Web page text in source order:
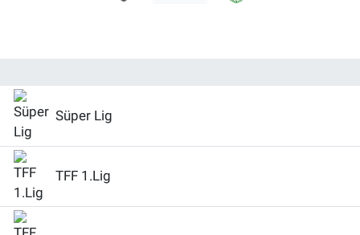
Süper Lig
TFF 1.Lig